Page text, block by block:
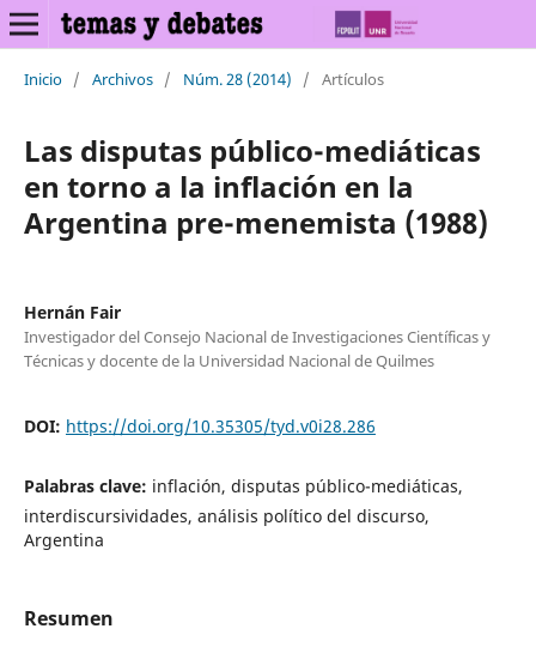
Inicio / Archivos / Núm. 28 (2014) / Artículos
Las disputas público-mediáticas
en torno a la inflación en la
Argentina pre-menemista (1988)
Hernán Fair
Investigador del Consejo Nacional de Investigaciones Científicas y
Técnicas y docente de la Universidad Nacional de Quilmes
DOI: https://doi.org/10.35305/tyd.v0i28.286
Palabras clave: inflación, disputas público-mediáticas,
interdiscursividades, análisis político del discurso,
Argentina
Resumen